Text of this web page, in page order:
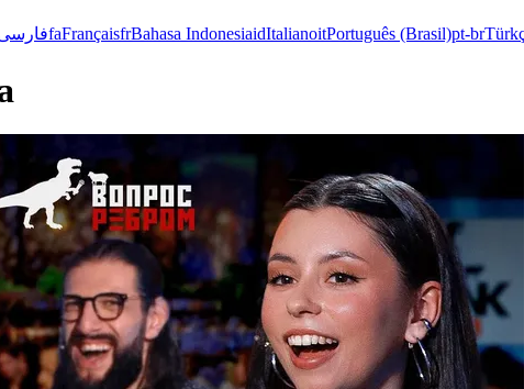
faFrançaisfrBahasa IndonesiaidItalianoitPortuguês (Brasil)pt-br